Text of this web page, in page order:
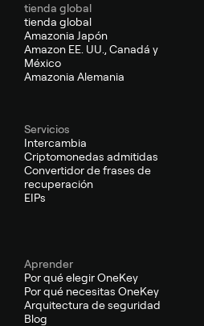
tienda global
tienda global
Amazonia Japón
Amazon EE. UU., Canadá y
México
Amazonia Alemania
Servicios
Intercambia
Criptomonedas admitidas
Convertidor de frases de
recuperación
EIPs
Aprender
Por qué elegir OneKey
Por qué necesitas OneKey
Arquitectura de seguridad
Blog